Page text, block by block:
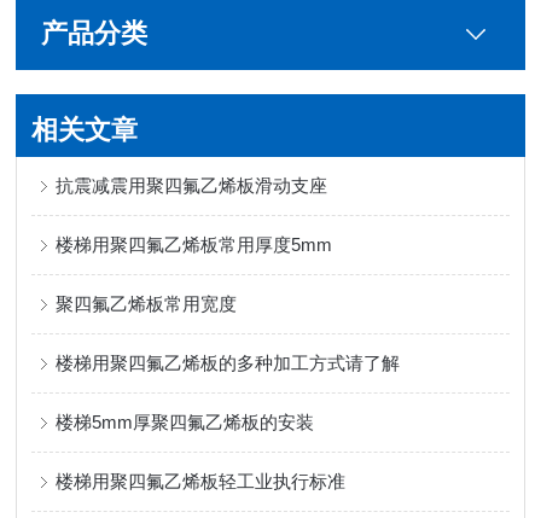
产品分类
相关文章
抗震减震用聚四氟乙烯板滑动支座
楼梯用聚四氟乙烯板常用厚度5mm
聚四氟乙烯板常用宽度
楼梯用聚四氟乙烯板的多种加工方式请了解
楼梯5mm厚聚四氟乙烯板的安装
楼梯用聚四氟乙烯板轻工业执行标准